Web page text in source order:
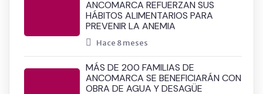
ANCOMARCA REFUERZAN SUS
HÁBITOS ALIMENTARIOS PARA
PREVENIR LA ANEMIA
Hace 8 meses
MÁS DE 200 FAMILIAS DE
ANCOMARCA SE BENEFICIARÁN CON
OBRA DE AGUA Y DESAGÜE